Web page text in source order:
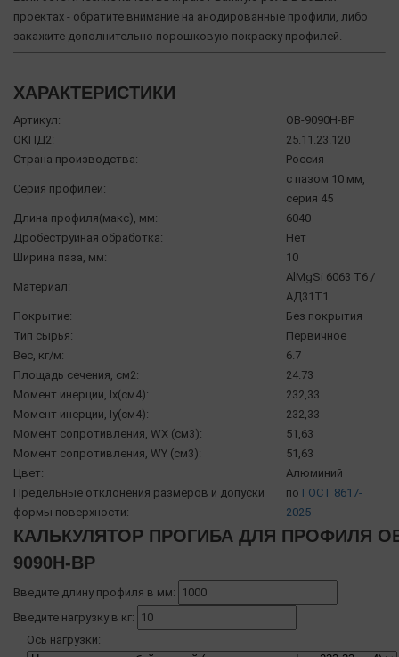
проектах - обратите внимание на анодированные профили, либо
закажите дополнительно порошковую покраску профилей.
ХАРАКТЕРИСТИКИ
Артикул:
OB-9090H-BP
ОКПД2:
25.11.23.120
Страна производства:
Россия
Серия профилей:
с пазом 10 мм,
серия 45
Длина профиля(макс), мм:
6040
Дробеструйная обработка:
Нет
Ширина паза, мм:
10
Материал:
AlMgSi 6063 Т6 /
АД31Т1
Покрытие:
Без покрытия
Тип сырья:
Первичное
Вес, кг/м:
6.7
Площадь сечения, см2:
24.73
Момент инерции, Ix(см4):
232,33
Момент инерции, Iy(см4):
232,33
Момент сопротивления, WX (см3):
51,63
Момент сопротивления, WY (см3):
51,63
Цвет:
Алюминий
Предельные отклонения размеров и допуски
формы поверхности:
по ГОСТ 8617-
2025
КАЛЬКУЛЯТОР ПРОГИБА ДЛЯ ПРОФИЛЯ
9090H-BP
Введите длину профиля в мм:
Введите нагрузку в кг:
Ось нагрузки: